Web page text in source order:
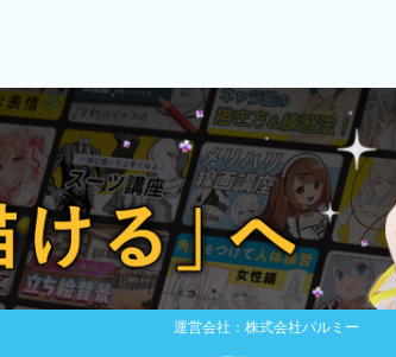
運営会社：株式会社パルミー